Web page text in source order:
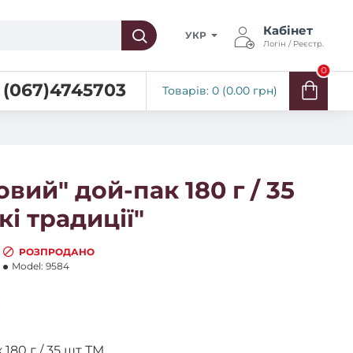
УКР Кабінет
Логін / Реєстр.
(067)4745703 Товарів: 0 (0.00 грн)
0
дой-пак 180 г / 35
традиції"
РОЗПРОДАНО
Model: 9584